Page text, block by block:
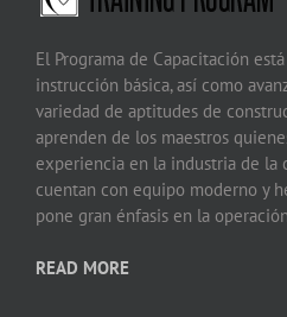
El Programa de Capacitación
instrucción básica, así como
variedad de aptitudes de
aprenden de los maestros
experiencia en la industria de la
cuentan con equipo moderno y
pone gran énfasis en la
READ MORE